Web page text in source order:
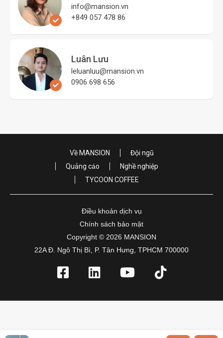
info@mansion.vn
+849 057 478 86
Luân Lưu
leluanluu@mansion.vn
0906 698 656
Về MANSION
Đội ngũ
Quảng cáo
Nghề nghiệp
TYCOON COFFEE
Điều khoản dịch vụ
Chính sách bảo mật
Copyright © 2026 MANSION
22A Đ. Ngô Thị Bì, P. Tân Hưng, TPHCM 700000